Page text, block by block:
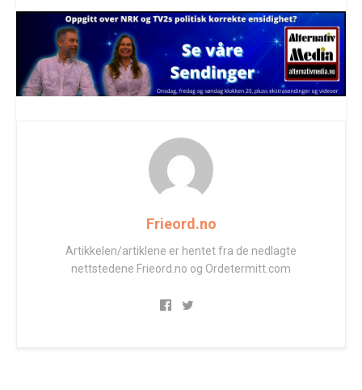
Frieord.no
Artikkelen/artiklene er hentet fra de nedlagte
nettstedene Frieord.no og Ordetermitt.com